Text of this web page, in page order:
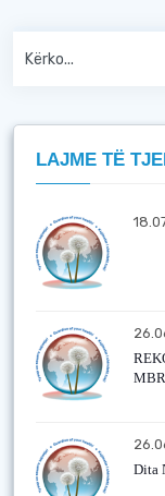
LAJME TË
Dita